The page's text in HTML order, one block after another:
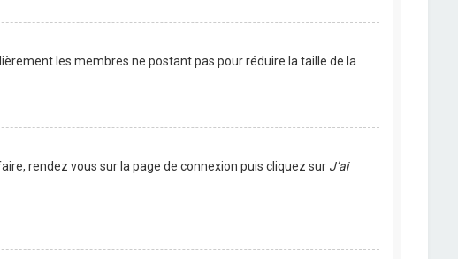
les membres ne postant pas pour réduire la taille de la
rendez vous sur la page de connexion puis cliquez sur J’ai